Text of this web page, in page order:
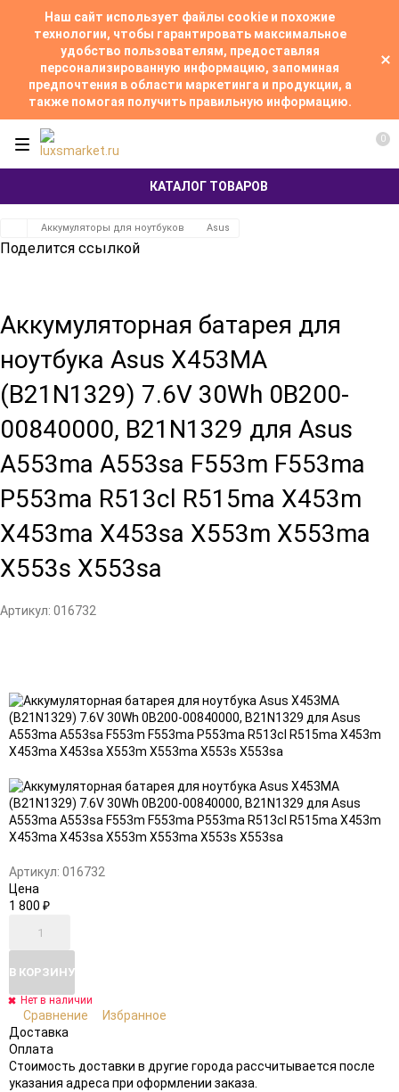
Наш сайт использует файлы cookie и похожие
технологии, чтобы гарантировать максимальное
удобство пользователям, предоставляя
персонализированную информацию, запоминая
предпочтения в области маркетинга и продукции, а
также помогая получить правильную информацию.
КАТАЛОГ ТОВАРОВ
0
Аккумуляторы для ноутбуков Asus
Поделится ссылкой
Аккумуляторная батарея для
ноутбука Asus X453MA
(B21N1329) 7.6V 30Wh 0B200-
00840000, B21N1329 для Asus
A553ma A553sa F553m F553ma
P553ma R513cl R515ma X453m
X453ma X453sa X553m X553ma
X553s X553sa
Артикул: 016732
в
избранное
к
сравнению
Артикул: 016732
Цена
1 800 ₽
В КОРЗИНУ
Нет в наличии
Сравнение
Избранное
Доставка
Оплата
Стоимость доставки в другие города рассчитывается после
указания адреса при оформлении заказа.